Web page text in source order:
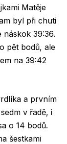
Matěje
byl při chuti
náskok 39:36.
pět bodů, ale
na 39:42
a prvním
v řadě, i
o 14 bodů.
šestkami